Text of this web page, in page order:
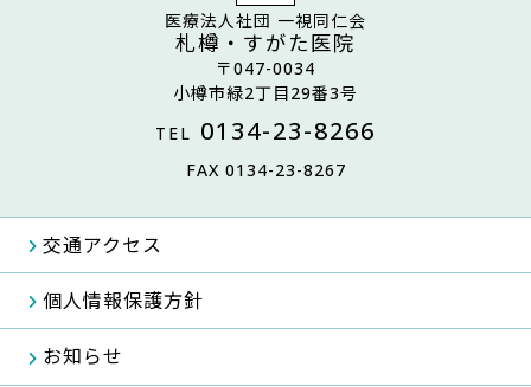
医療法人社団 一視同仁会
札樽・すがた医院
〒047-0034
小樽市緑2丁目29番3号
TEL 0134-23-8266
FAX 0134-23-8267
交通アクセス
個人情報保護方針
お知らせ